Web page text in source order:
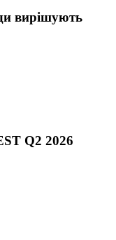
вирішують
Q2 2026